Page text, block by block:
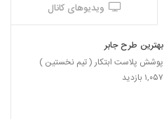
ویدیوهای کانال
بهترین طرح جابر
پوشش پلاست ابتکار ( تیم نخستین )
۱,۰۵۷ بازدید